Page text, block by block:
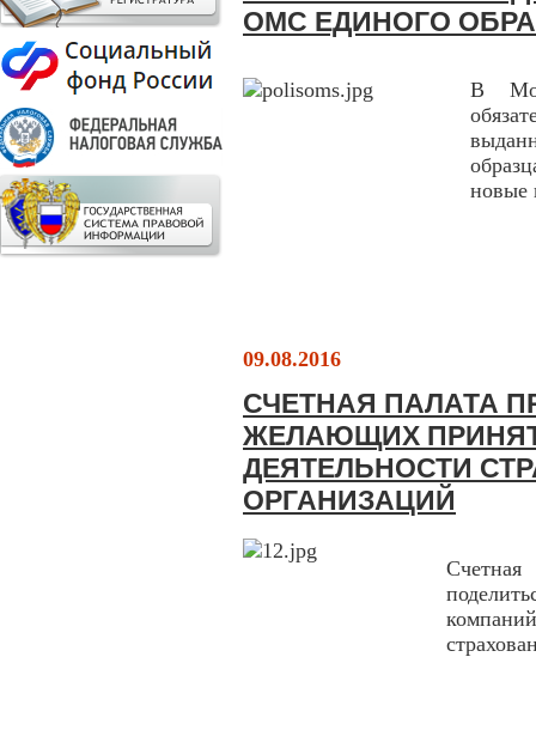
ОМС ЕДИНОГО
В
новые
09.08.2016
СЧЕТНАЯ ПАЛАТА
ЖЕЛАЮЩИХ
ДЕЯТЕЛЬНОСТИ
ОРГАНИЗАЦИЙ